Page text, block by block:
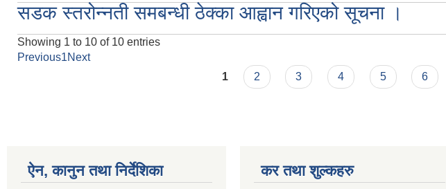
सडक स्तरोन्नती समबन्धी ठेक्का आह्वान गरिएको सूचना ।
Showing 1 to 10 of 10 entries
Previous1Next
1 2 3 4 5 6
ऐन, कानुन तथा निर्देशिका कर तथा शुल्कहरु